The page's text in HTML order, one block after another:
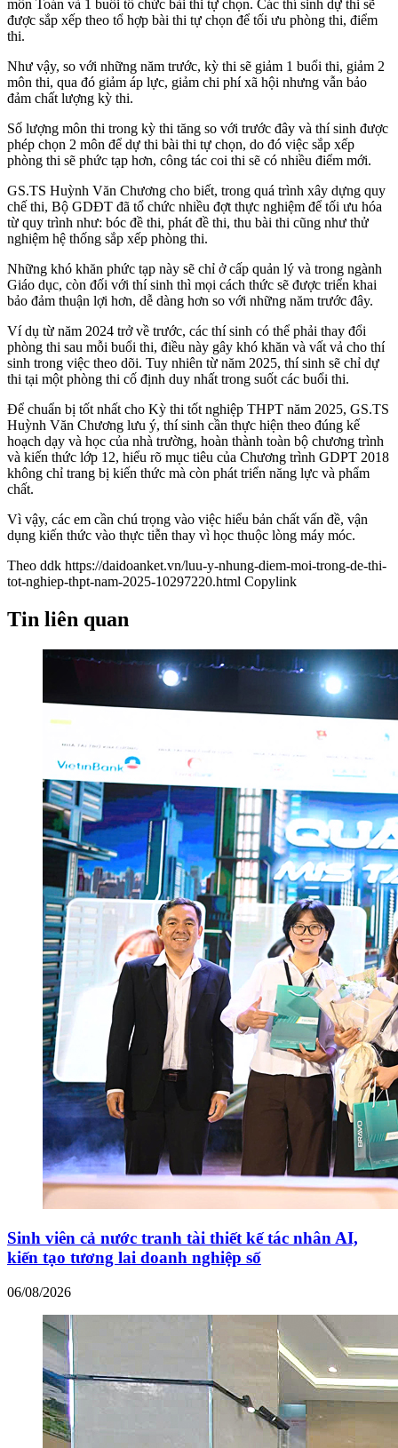
môn Toán và 1 buổi tổ chức bài thi tự chọn. Các thí sinh dự thi sẽ
được sắp xếp theo tổ hợp bài thi tự chọn để tối ưu phòng thi, điểm
thi.
Như vậy, so với những năm trước, kỳ thi sẽ giảm 1 buổi thi, giảm 2
môn thi, qua đó giảm áp lực, giảm chi phí xã hội nhưng vẫn bảo
đảm chất lượng kỳ thi.
Số lượng môn thi trong kỳ thi tăng so với trước đây và thí sinh được
phép chọn 2 môn để dự thi bài thi tự chọn, do đó việc sắp xếp
phòng thi sẽ phức tạp hơn, công tác coi thi sẽ có nhiều điểm mới.
GS.TS Huỳnh Văn Chương cho biết, trong quá trình xây dựng quy
chế thi, Bộ GDĐT đã tổ chức nhiều đợt thực nghiệm để tối ưu hóa
từ quy trình như: bóc đề thi, phát đề thi, thu bài thi cũng như thử
nghiệm hệ thống sắp xếp phòng thi.
Những khó khăn phức tạp này sẽ chỉ ở cấp quản lý và trong ngành
Giáo dục, còn đối với thí sinh thì mọi cách thức sẽ được triển khai
bảo đảm thuận lợi hơn, dễ dàng hơn so với những năm trước đây.
Ví dụ từ năm 2024 trở về trước, các thí sinh có thể phải thay đổi
phòng thi sau mỗi buổi thi, điều này gây khó khăn và vất vả cho thí
sinh trong việc theo dõi. Tuy nhiên từ năm 2025, thí sinh sẽ chỉ dự
thi tại một phòng thi cố định duy nhất trong suốt các buổi thi.
Để chuẩn bị tốt nhất cho Kỳ thi tốt nghiệp THPT năm 2025, GS.TS
Huỳnh Văn Chương lưu ý, thí sinh cần thực hiện theo đúng kế
hoạch dạy và học của nhà trường, hoàn thành toàn bộ chương trình
và kiến thức lớp 12, hiểu rõ mục tiêu của Chương trình GDPT 2018
không chỉ trang bị kiến thức mà còn phát triển năng lực và phẩm
chất.
Vì vậy, các em cần chú trọng vào việc hiểu bản chất vấn đề, vận
dụng kiến thức vào thực tiễn thay vì học thuộc lòng máy móc.
Theo ddk https://daidoanket.vn/luu-y-nhung-diem-moi-trong-de-thi-
tot-nghiep-thpt-nam-2025-10297220.html Copylink
Tin liên quan
Sinh viên cả nước tranh tài thiết kế tác nhân AI,
kiến tạo tương lai doanh nghiệp số
06/08/2026